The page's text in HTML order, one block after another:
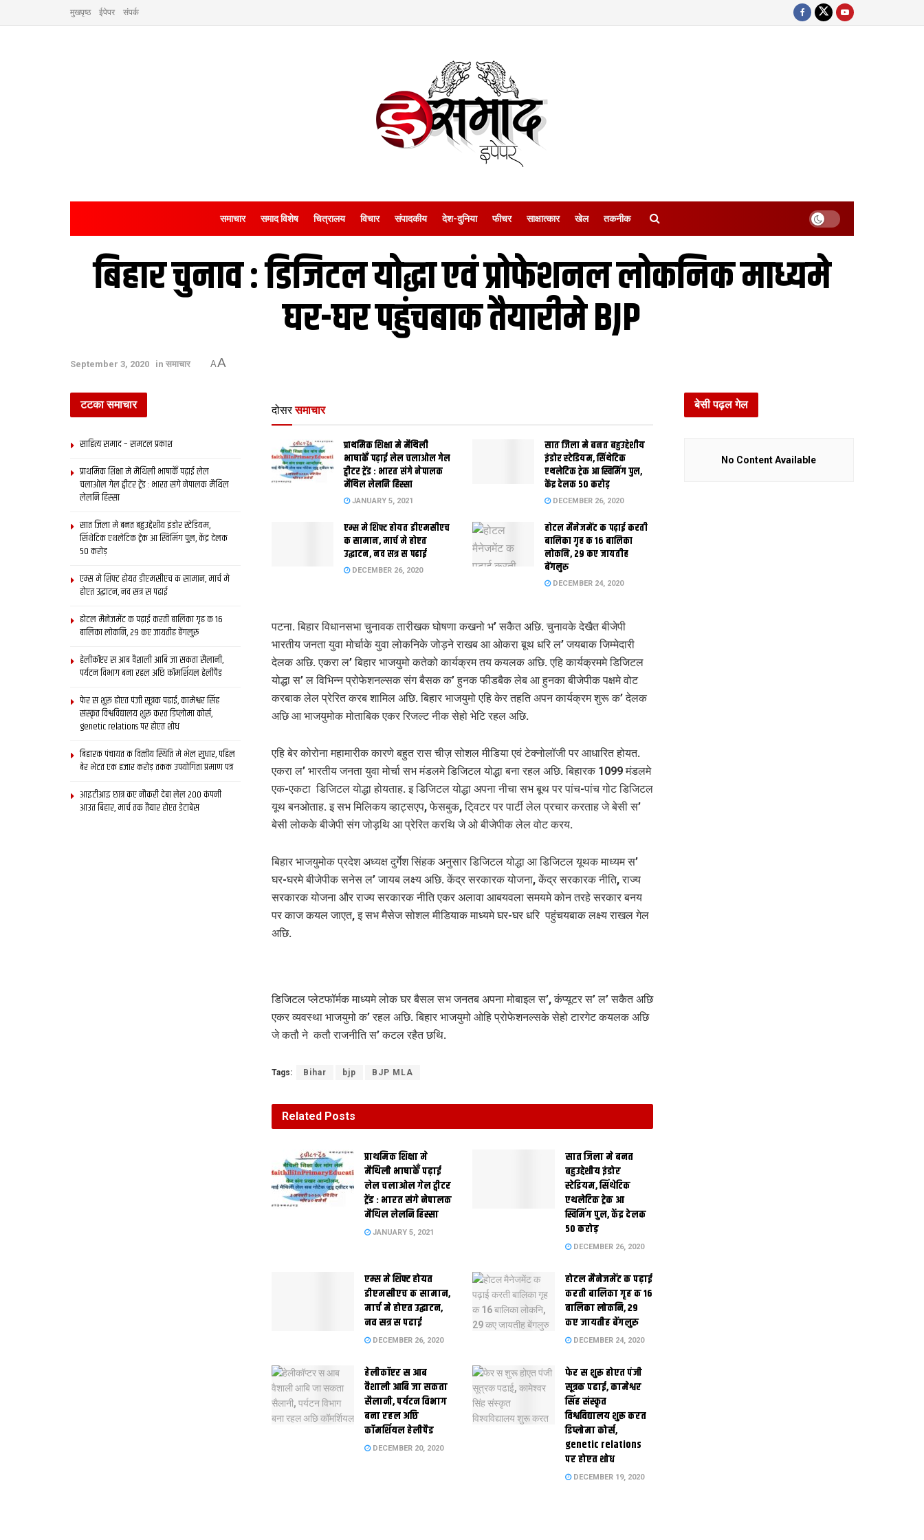
मुखपृष्ठ ईपेपर संपर्क
समाचार समाद विशेष चित्रालय विचार संपादकीय देश-दुनिया फीचर साक्षात्‍कार खेल तकनीक
बिहार चुनाव : डिजिटल योद्धा एवं प्रोफेशनल लोकनिक माध्यमे
घर-घर पहुंचबाक तैयारीमे BJP
September 3, 2020 in समाचार AA
दोसर समाचार
प्राथमिक शि‍क्षा मे मैथि‍ली
भाषाकेँ पढ़ाई लेल चलाओल गेल
ट्वीटर ट्रेंड : भारत संगे नेपालक
मैथिल लेलनि हिस्सा
JANUARY 5, 2021
सात जिला मे बनत बहुउद्देशीय
इंडोर स्‍टेडि‍यम, सिंथेटिक
एथलेटिक ट्रेक आ स्विमिंग पुल,
केंद्र देलक 50 करोड़
DECEMBER 26, 2020
एम्स मे शिफ्ट होयत डीएमसीएच
क सामान, मार्च मे होएत
उद्घाटन, नव सत्र स पढाई
DECEMBER 26, 2020
होटल मैनेजमेंट क पढ़ाई करती
बालिका गृह क 16 बालिका
लोकनि, 29 कए जायतीह
बेंगलुरु
DECEMBER 24, 2020
पटना. बिहार विधानसभा चुनावक तारीखक घोषणा कखनो भ’ सकैत अछि. चुनावके देखैत बीजेपी
भारतीय जनता युवा मोर्चाके युवा लोकनिके जोड़ने राखब आ ओकरा बूथ धरि ल’ जयबाक जिम्मेदारी
देलक अछि. एकरा ल’ बिहार भाजयुमो कतेको कार्यक्रम तय कयलक अछि. एहि कार्यक्रममे डिजिटल
योद्धा स’ ल विभिन्न प्रोफेशनल्सक संग बैसक क’ हुनक फीडबैक लेब आ हुनका बीजेपीक पक्षमे वोट
करबाक लेल प्रेरित करब शामिल अछि. बिहार भाजयुमो एहि केर तहति अपन कार्यक्रम शुरू क’ देलक
अछि आ भाजयुमोक मोताबिक एकर रिजल्ट नीक सेहो भेटि रहल अछि.
एहि बेर कोरोना महामारीक कारणे बहुत रास चीज़ सोशल मीडिया एवं टेक्नोलॉजी पर आधारित होयत.
एकरा ल’ भारतीय जनता युवा मोर्चा सभ मंडलमे डिजिटल योद्धा बना रहल अछि. बिहारक 1099 मंडलमे
एक-एकटा डिजिटल योद्धा होयताह. इ डिजिटल योद्धा अपना नीचा सभ बूथ पर पांच-पांच गोट डिजिटल
यूथ बनओताह. इ सभ मिलिकय व्हाट्सएप, फेसबुक, टि्वटर पर पार्टी लेल प्रचार करताह जे बेसी स’
बेसी लोकके बीजेपी संग जोड़थि आ प्रेरित करथि जे ओ बीजेपीक लेल वोट करय.
बिहार भाजयुमोक प्रदेश अध्यक्ष दुर्गेश सिंहक अनुसार डिजिटल योद्धा आ डिजिटल यूथक माध्यम स’
घर-घरमे बीजेपीक सनेस ल’ जायब लक्ष्य अछि. केंद्र सरकारक योजना, केंद्र सरकारक नीति, राज्य
सरकारक योजना और राज्य सरकारक नीति एकर अलावा आबयवला समयमे कोन तरहे सरकार बनय
पर काज कयल जाएत, इ सभ मैसेज सोशल मीडियाक माध्यमे घर-घर धरि पहुंचयबाक लक्ष्य राखल गेल
अछि.
डिजिटल प्लेटफॉर्मक माध्यमे लोक घर बैसल सभ जनतब अपना मोबाइल स’, कंप्यूटर स’ ल’ सकैत अछि
एकर व्यवस्था भाजयुमो क’ रहल अछि. बिहार भाजयुमो ओहि प्रोफेशनल्सके सेहो टारगेट कयलक अछि
जे कतौ ने कतौ राजनीति स’ कटल रहैत छथि.
Tags: Bihar bjp BJP MLA
Related Posts
प्राथमिक शि‍क्षा मे
मैथि‍ली भाषाकेँ पढ़ाई
लेल चलाओल गेल ट्वीटर
ट्रेंड : भारत संगे नेपालक
मैथिल लेलनि हिस्सा
JANUARY 5, 2021
सात जिला मे बनत
बहुउद्देशीय इंडोर
स्‍टेडि‍यम, सिंथेटिक
एथलेटिक ट्रेक आ
स्विमिंग पुल, केंद्र देलक
50 करोड़
DECEMBER 26, 2020
एम्स मे शिफ्ट होयत
डीएमसीएच क सामान,
मार्च मे होएत उद्घाटन,
नव सत्र स पढाई
DECEMBER 26, 2020
होटल मैनेजमेंट क पढ़ाई
करती बालिका गृह क 16
बालिका लोकनि, 29
कए जायतीह बेंगलुरु
DECEMBER 24, 2020
हेलीकॉप्टर स आब
वैशाली आबि जा सकता
सैलानी, पर्यटन विभाग
बना रहल अछि
कॉमर्शियल हेलीपैड
DECEMBER 20, 2020
फेर स शुरू होएत पंजी
सूत्रक पढाई, कामेश्वर
सिंह संस्कृत
विश्वविद्यालय शुरू करत
डिप्लोमा कोर्स,
genetic relations
पर होएत शोध
DECEMBER 19, 2020
टटका समाचार
साहित्य समाद – समटल प्रकाश
प्राथमिक शि‍क्षा मे मैथि‍ली भाषाकेँ पढ़ाई लेल
चलाओल गेल ट्वीटर ट्रेंड : भारत संगे नेपालक मैथिल
लेलनि हिस्सा
सात जिला मे बनत बहुउद्देशीय इंडोर स्‍टेडि‍यम,
सिंथेटिक एथलेटिक ट्रेक आ स्विमिंग पुल, केंद्र देलक
50 करोड़
एम्स मे शिफ्ट होयत डीएमसीएच क सामान, मार्च मे
होएत उद्घाटन, नव सत्र स पढाई
होटल मैनेजमेंट क पढ़ाई करती बालिका गृह क 16
बालिका लोकनि, 29 कए जायतीह बेंगलुरु
हेलीकॉप्टर स आब वैशाली आबि जा सकता सैलानी,
पर्यटन विभाग बना रहल अछि कॉमर्शियल हेलीपैड
फेर स शुरू होएत पंजी सूत्रक पढाई, कामेश्वर सिंह
संस्कृत विश्वविद्यालय शुरू करत डिप्लोमा कोर्स,
genetic relations पर होएत शोध
बिहारक पंचायत क वित्‍तीय स्थिति मे भेल सुधार, पहिल
बेर भेटत एक हजार करोड़ तकक उपयोगिता प्रमाण पत्र
आइटीआइ छात्र कए नौकरी देबा लेल 200 कंपनी
आउत बिहार, मार्च तक तैयार होएत डेटाबेस
बेसी पढ़ल गेल
No Content Available